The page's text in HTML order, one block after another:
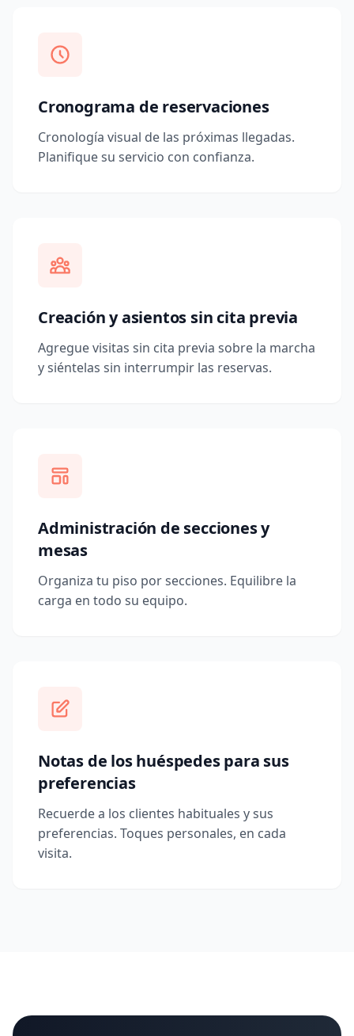
Cronograma de reservaciones
Cronología visual de las próximas llegadas.
Planifique su servicio con confianza.
Creación y asientos sin cita previa
Agregue visitas sin cita previa sobre la marcha
y siéntelas sin interrumpir las reservas.
Administración de secciones y
mesas
Organiza tu piso por secciones. Equilibre la
carga en todo su equipo.
Notas de los huéspedes para sus
preferencias
Recuerde a los clientes habituales y sus
preferencias. Toques personales, en cada
visita.